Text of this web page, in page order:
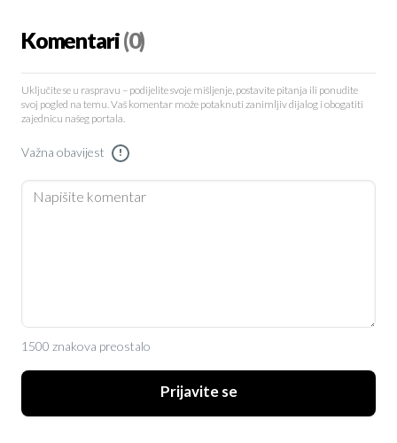
Komentari(0)
Uključite se u raspravu – podijelite svoje mišljenje, postavite pitanja ili ponudite
svoj pogled na temu. Vaš komentar može potaknuti zanimljiv dijalog i obogatiti
zajednicu našeg portala.
Važna obavijest !
1500 znakova preostalo
Prijavite se